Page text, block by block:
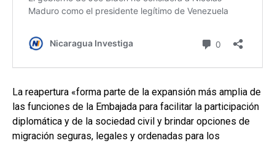
La reapertura «forma parte de la expansión más amplia de
las funciones de la Embajada para facilitar la participación
diplomática y de la sociedad civil y brindar opciones de
migración seguras, legales y ordenadas para los